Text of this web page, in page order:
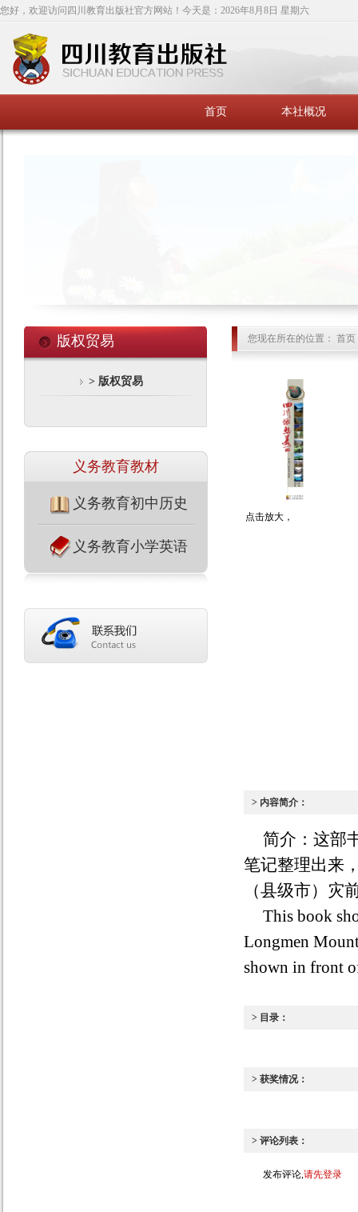
您好，欢迎访问四川教育出版社官方网站！今天是： 2026年8月8日 星期六
首页 本社概况
版权贸易
> 版权贸易
义务教育教材
义务教育初中历史
义务教育小学英语
您现在所在的位置： 首
点击放大，
> 内容简介：
简介：这部
笔记整理出来
（县级市）灾
This book
Longmen
shown in front
> 目录：
> 获奖情况：
> 评论列表：
发布评论,请先登录